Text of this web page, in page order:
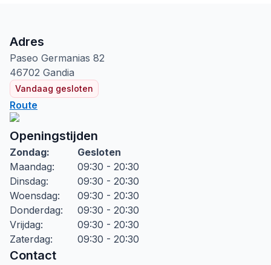
Adres
Paseo Germanias 82
46702 Gandia
Vandaag gesloten
Route
Openingstijden
Zondag:
Gesloten
Maandag:
09:30 - 20:30
Dinsdag:
09:30 - 20:30
Woensdag:
09:30 - 20:30
Donderdag:
09:30 - 20:30
Vrijdag:
09:30 - 20:30
Zaterdag: 09:30 - 20:30
Contact